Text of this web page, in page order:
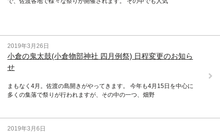
2019年3月26日
小倉の鬼太鼓(小倉物部神社 四月例祭) 日程変更のお知ら
せ
まもなく4月。佐渡の島開きがやってきます。 今年も4月15日を中心に
多くの集落で祭りが行われますが、その中の一つ、畑野
2019年3月6日